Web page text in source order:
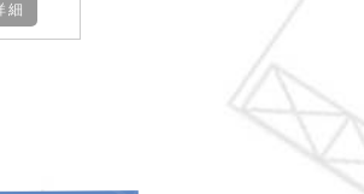
細